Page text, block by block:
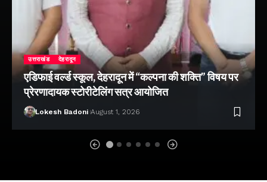
उत्तराखंड देहरादून
एडिफाई वर्ल्ड स्कूल, देहरादून में “कल्पना की शक्ति” विषय पर
प्रेरणादायक स्टोरीटेलिंग सत्र आयोजित
Lokesh Badoni August 1, 2026